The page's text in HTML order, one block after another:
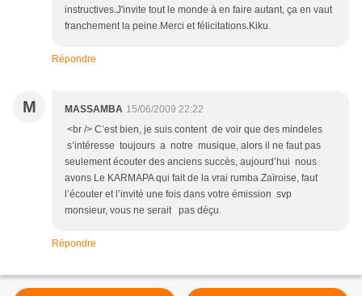
instructives.J'invite tout le monde à en faire autant, ça en vaut
franchement la peine.Merci et félicitations.Kiku.
Répondre
M MASSAMBA 15/06/2009 22:22
<br /> C’est bien, je suis content de voir que des mindeles
s’intéresse toujours a notre musique, alors il ne faut pas
seulement écouter des anciens succès, aujourd’hui nous
avons Le KARMAPA qui fait de la vrai rumba Zaïroise, faut
l’écouter et l’invité une fois dans votre émission svp
monsieur, vous ne serait pas déçu.
Répondre